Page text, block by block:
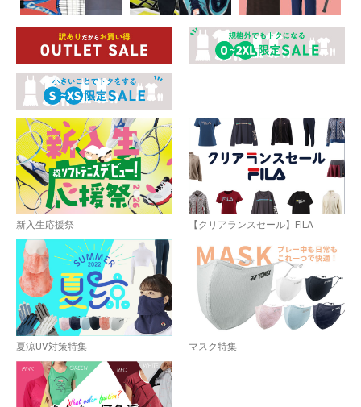
新入生応援祭 【クリアランスセール】FILA
夏涼UV対策特集 マスク特集